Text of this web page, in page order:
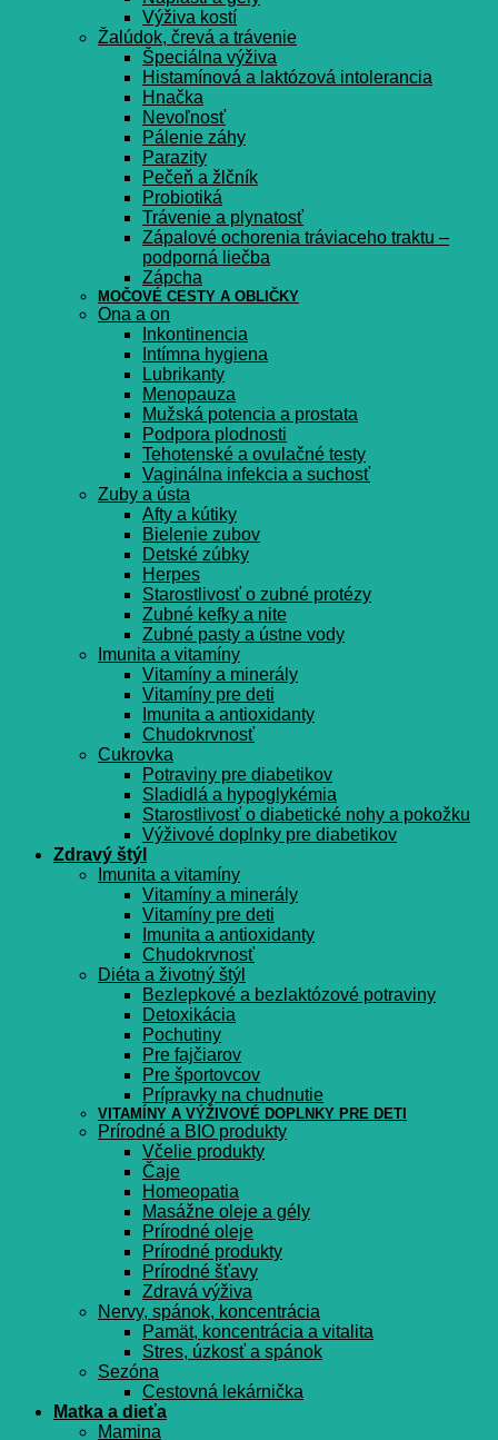
Výživa kostí
Žalúdok, črevá a trávenie
Špeciálna výživa
Histamínová a laktózová intolerancia
Hnačka
Nevoľnosť
Pálenie záhy
Parazity
Pečeň a žlčník
Probiotiká
Trávenie a plynatosť
Zápalové ochorenia tráviaceho traktu –
podporná liečba
Zápcha
MOČOVÉ CESTY A OBLIČKY
Ona a on
Inkontinencia
Intímna hygiena
Lubrikanty
Menopauza
Mužská potencia a prostata
Podpora plodnosti
Tehotenské a ovulačné testy
Vaginálna infekcia a suchosť
Zuby a ústa
Afty a kútiky
Bielenie zubov
Detské zúbky
Herpes
Starostlivosť o zubné protézy
Zubné kefky a nite
Zubné pasty a ústne vody
Imunita a vitamíny
Vitamíny a minerály
Vitamíny pre deti
Imunita a antioxidanty
Chudokrvnosť
Cukrovka
Potraviny pre diabetikov
Sladidlá a hypoglykémia
Starostlivosť o diabetické nohy a pokožku
Výživové doplnky pre diabetikov
Zdravý štýl
Imunita a vitamíny
Vitamíny a minerály
Vitamíny pre deti
Imunita a antioxidanty
Chudokrvnosť
Diéta a životný štýl
Bezlepkové a bezlaktózové potraviny
Detoxikácia
Pochutiny
Pre fajčiarov
Pre športovcov
Prípravky na chudnutie
VITAMÍNY A VÝŽIVOVÉ DOPLNKY PRE DETI
Prírodné a BIO produkty
Včelie produkty
Čaje
Homeopatia
Masážne oleje a gély
Prírodné oleje
Prírodné produkty
Prírodné šťavy
Zdravá výživa
Nervy, spánok, koncentrácia
Pamät, koncentrácia a vitalita
Stres, úzkosť a spánok
Sezóna
Cestovná lekárnička
Matka a dieťa
Mamina